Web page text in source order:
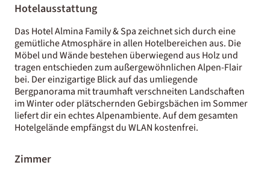
Hotelausstattung
Das Hotel Almina Family & Spa zeichnet sich durch eine
gemütliche Atmosphäre in allen Hotelbereichen aus. Die
Möbel und Wände bestehen überwiegend aus Holz und
tragen entschieden zum außergewöhnlichen Alpen-Flair
bei. Der einzigartige Blick auf das umliegende
Bergpanorama mit traumhaft verschneiten Landschaften
im Winter oder plätschernden Gebirgsbächen im Sommer
liefert dir ein echtes Alpenambiente. Auf dem gesamten
Hotelgelände empfängst du WLAN kostenfrei.
Zimmer